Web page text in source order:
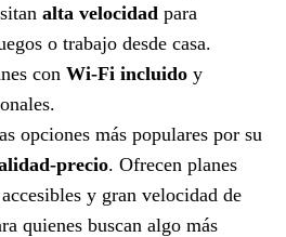
alta velocidad para
o trabajo desde casa.
con Wi-Fi incluido y
opciones más populares por su
precio. Ofrecen planes
y gran velocidad de
quienes buscan algo más